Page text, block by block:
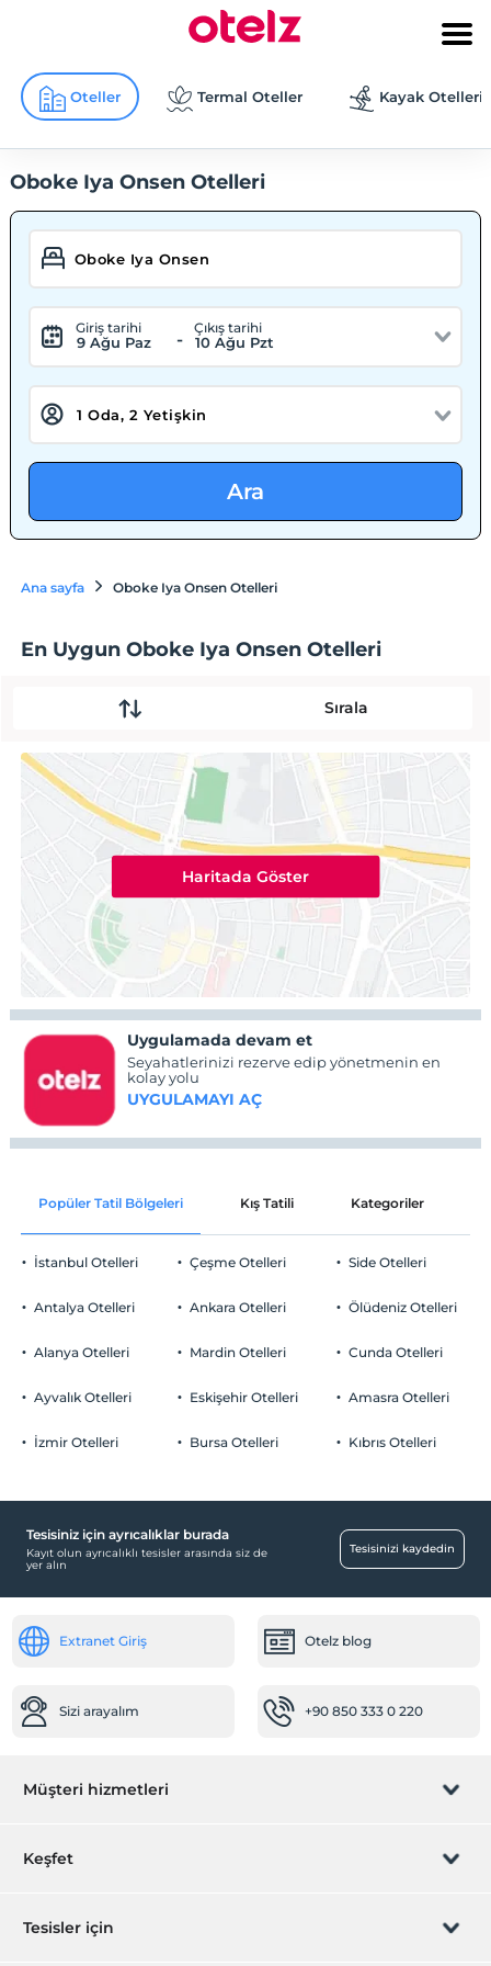
Oteller Termal Oteller Kayak Otelleri
Oboke Iya Onsen Otelleri
Giriş tarihi
9 Ağu Paz -
Çıkış tarihi
10 Ağu Pzt
Ara
Ana sayfa Oboke Iya Onsen Otelleri
En Uygun Oboke Iya Onsen Otelleri
Sırala
Haritada Göster
Uygulamada devam et
Seyahatlerinizi rezerve edip yönetmenin en
kolay yolu
UYGULAMAYI AÇ
Popüler Tatil Bölgeleri Kış Tatili Kategoriler
İstanbul Otelleri
Antalya Otelleri
Alanya Otelleri
Ayvalık Otelleri
İzmir Otelleri
Çeşme Otelleri
Ankara Otelleri
Mardin Otelleri
Eskişehir Otelleri
Bursa Otelleri
Side Otelleri
Ölüdeniz Otelleri
Cunda Otelleri
Amasra Otelleri
Kıbrıs Otelleri
Tesisiniz için ayrıcalıklar burada
Kayıt olun ayrıcalıklı tesisler arasında siz de
yer alın
Tesisinizi kaydedin
Extranet Giriş Otelz blog
Sizi arayalım +90 850 333 0 220
Müşteri hizmetleri
Rezervasyon yönet
Keşfet
Hediye Kart
Tesisler için